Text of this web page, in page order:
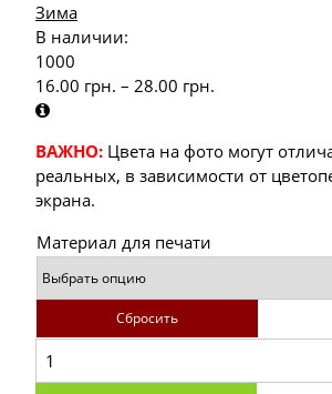
Зима
В наличии:
1000
16.00 грн. – 28.00 грн.
ВАЖНО: Цвета на фото могут
реальных, в зависимости от
экрана.
Материал для печати
Сбросить